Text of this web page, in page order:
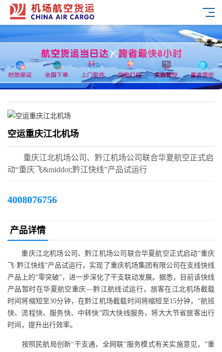
空运重庆江北机场
重庆江北机场公司、黔江机场公司联合华夏航空正式启
动“重庆飞&middot;黔江快线”产品试运行
4008076756
产品详情
重庆江北机场公司、黔江机场公司联合华夏航空正式启动“重庆
飞·黔江快线”产品试运行，实现了重庆机场集团有限公司在支线快线
产品上的“零突破”，进一步深化了干支联动发展。据悉，目前该快线
产品暂时在华夏航空重庆—黔江航线试运行，旅客在江北机场截载
时间将缩短至30分钟，在黔江机场截载时间将缩短至15分钟，“航班
快、流程快、服务快、中转快”四大快线服务，将大大节省旅客出行
时间，提升出行效率。
按照民航局创新“干支通，全网联”服务模式有关实施意见，“重